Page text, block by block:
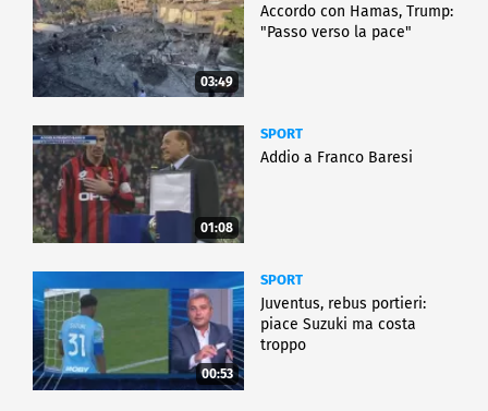
03:49
Accordo con Hamas, Trump:
"Passo verso la pace"
01:08
SPORT
Addio a Franco Baresi
00:53
SPORT
Juventus, rebus portieri:
piace Suzuki ma costa
troppo